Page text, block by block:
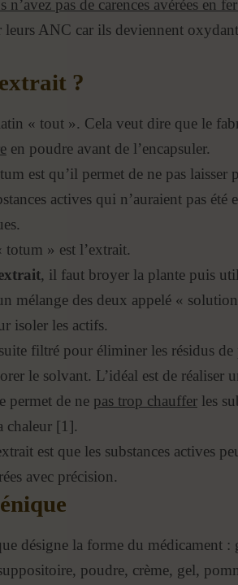
n’avez pas de carences avérées en
leurs ANC car ils deviennent
?
« tout ». Cela veut dire que le
en poudre avant de l’encapsuler.
est qu’il permet de ne pas laisser
actives qui n’auraient pas été
» est l’extrait.
, il faut broyer la plante puis
mélange des deux appelé «
isoler les actifs.
filtré pour éliminer les résidus de
le solvant. L’idéal est de réaliser
permet de ne pas trop chauffer les
chaleur [1].
est que les substances actives
avec précision.
désigne la forme du médicament :
poudre, crème, gel,